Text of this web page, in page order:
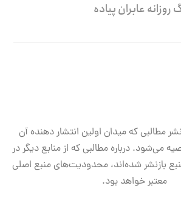
عابران پیاده
مطالبی که میدان اولین انتشار دهنده آن
می‌شود. درباره مطالبی که از منابع دیگر در
بازنشر شده‌اند، محدودیت‌های منبع اصلی
معتبر خواهد بود.